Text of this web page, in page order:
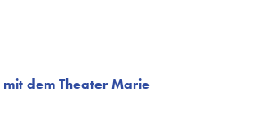
dem Theater Marie